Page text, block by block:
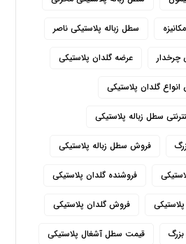
سطل زباله پلاستیکی ناصر
چرخدار عرضه گلدان پلاستیکی
گلدان پلاستیکی
سطل زباله پلاستیکی
فروش سطل زباله پلاستیکی
فروشنده گلدان پلاستیکی
فروش گلدان پلاستیکی
قیمت سطل آشغال پلاستیکی